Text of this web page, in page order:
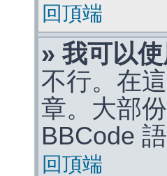
回頂端
» 我可以
不行。在
章。大部
BBCode
回頂端